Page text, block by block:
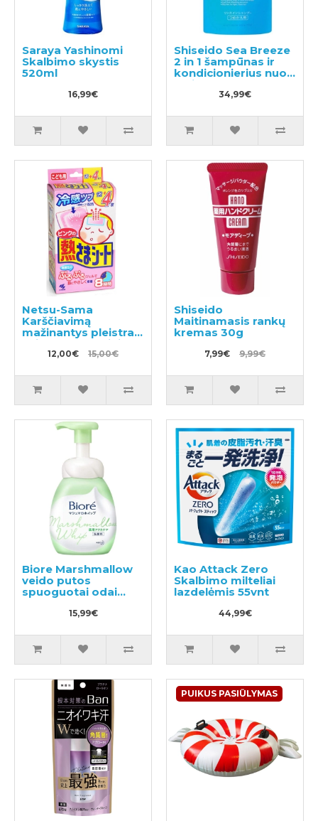
Saraya Yashinomi
Skalbimo skystis
520ml
16,99€
Shiseido Sea Breeze
2 in 1 šampūnas ir
kondicionierius nuo
pleiskanų su
mentolio, užpildas
34,99€
Netsu-Sama
Karščiavimą
mažinantys pleistrai
vaikams nuo 2 iki 10
metų 16vnt
12,00€ 15,00€
Shiseido
Maitinamasis rankų
kremas 30g
7,99€ 9,99€
Biore Marshmallow
veido putos
spuoguotai odai
15,99€
Kao Attack Zero
Skalbimo milteliai
lazdelėmis 55vnt
44,99€
PUIKUS PASIŪLYMAS